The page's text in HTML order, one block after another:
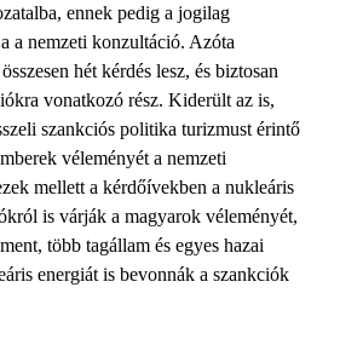
ennek pedig a jogilag
a nemzeti konzultáció. Azóta
hét kérdés lesz, és biztosan
vonatkozó rész. Kiderült az is,
szankciós politika turizmust érintő
véleményét a nemzeti
mellett a kérdőívekben a nukleáris
is várják a magyarok véleményét,
több tagállam és egyes hazai
energiát is bevonnák a szankciók